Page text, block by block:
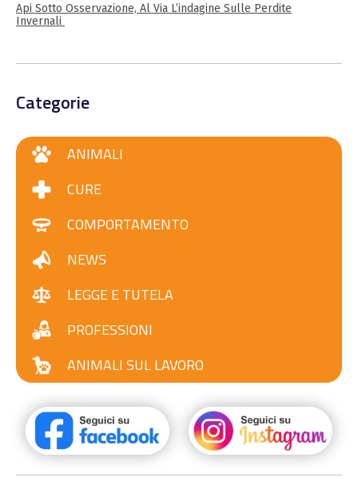
Api Sotto Osservazione, Al Via L’indagine Sulle Perdite
Invernali
Categorie
ANIMALI
CURE
COMPORTAMENTO
NEWS
LEGGE E TUTELA
PROFESSIONI
ANIMALI SUL LAVORO